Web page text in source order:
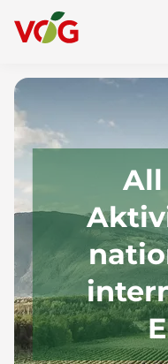
Herkunft
Expertise
Produkte &
All